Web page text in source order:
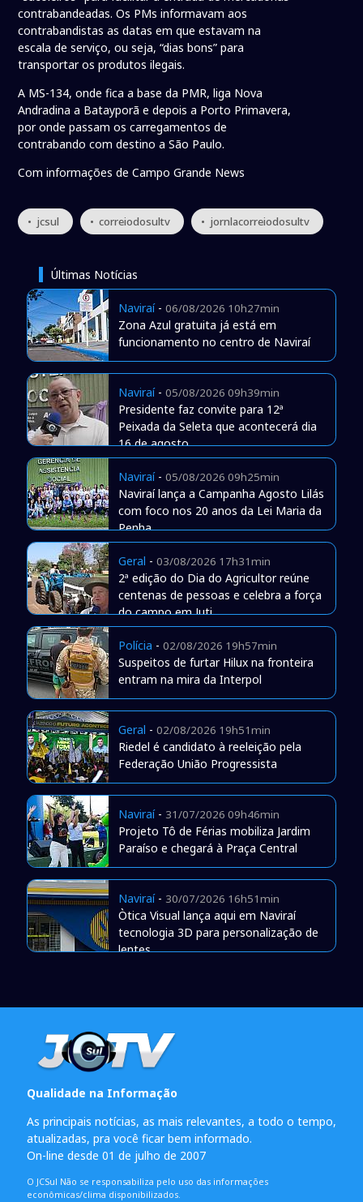
contrabandeadas. Os PMs informavam aos
contrabandistas as datas em que estavam na
escala de serviço, ou seja, “dias bons” para
transportar os produtos ilegais.
A MS-134, onde fica a base da PMR, liga Nova
Andradina a Batayporã e depois a Porto Primavera,
por onde passam os carregamentos de
contrabando com destino a São Paulo.
Com informações de Campo Grande News
• jcsul • correiodosultv • jornlacorreiodosultv
Últimas Notícias
Naviraí- 06/08/2026 10h27min
Zona Azul gratuita já está em
funcionamento no centro de Naviraí
Naviraí- 05/08/2026 09h39min
Presidente faz convite para 12ª
Peixada da Seleta que acontecerá dia
16 de agosto
Naviraí- 05/08/2026 09h25min
Naviraí lança a Campanha Agosto Lilás
com foco nos 20 anos da Lei Maria da
Penha
Geral - 03/08/2026 17h31min
2ª edição do Dia do Agricultor reúne
centenas de pessoas e celebra a força
do campo em Juti
Polícia - 02/08/2026 19h57min
Suspeitos de furtar Hilux na fronteira
entram na mira da Interpol
Geral - 02/08/2026 19h51min
Riedel é candidato à reeleição pela
Federação União Progressista
Naviraí- 31/07/2026 09h46min
Projeto Tô de Férias mobiliza Jardim
Paraíso e chegará à Praça Central
Naviraí- 30/07/2026 16h51min
Òtica Visual lança aqui em Naviraí
tecnologia 3D para personalização de
lentes
Qualidade na Informação
As principais notícias, as mais relevantes, a todo o tempo,
atualizadas, pra você ficar bem informado.
On-line desde 01 de julho de 2007
O JCSul Não se responsabiliza pelo uso das informações
econômicas/clima disponibilizados.